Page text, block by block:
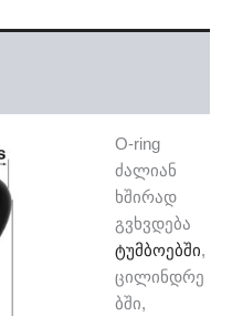
O-ring
ძალიან
ხშირად
გვხვდება
ტუმბოებში,
ცილინდრე
ბში,